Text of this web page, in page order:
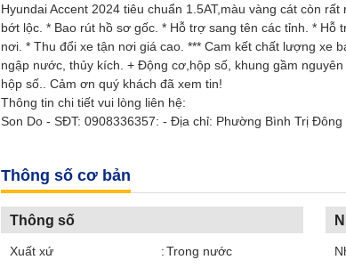
Hyundai Accent 2024 tiêu chuẩn 1.5AT,màu vàng cát còn
bớt lộc. * Bao rút hồ sơ gốc. * Hỗ trợ sang tên các tỉnh. *
nơi. * Thu đổi xe tận nơi giá cao. *** Cam kết chất lượng xe
ngập nước, thủy kích. + Động cơ,hộp số, khung gầm
hộp số.. Cảm ơn quý khách đã xem tin!
Thông tin chi tiết vui lòng liên hệ:
Son Do - SĐT: 0908336357: - Địa chỉ: Phường Bình Trị Đông
Thông số cơ bản
Thông số
Xuất xứ
Trong nước